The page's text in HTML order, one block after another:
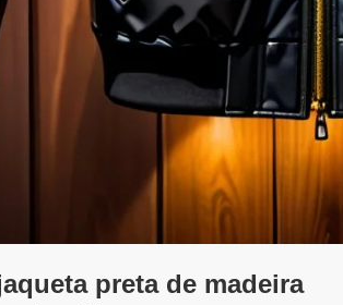
preta de madeira